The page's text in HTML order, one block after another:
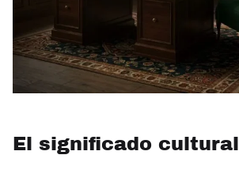
El significado cultural